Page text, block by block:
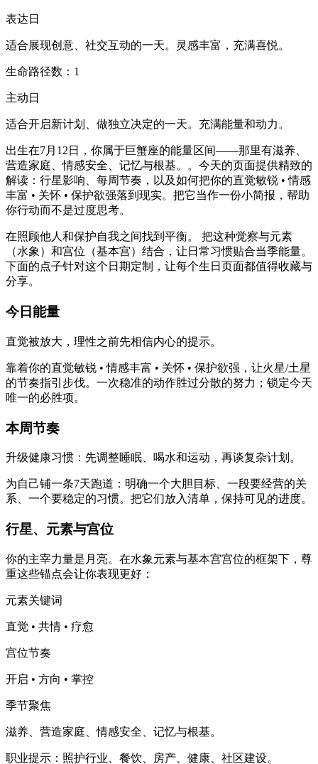
表达日
适合展现创意、社交互动的一天。灵感丰富，充满喜悦。
生命路径数：1
主动日
适合开启新计划、做独立决定的一天。充满能量和动力。
出生在7月12日，你属于巨蟹座的能量区间——那里有滋养、
营造家庭、情感安全、记忆与根基。。今天的页面提供精致的
解读：行星影响、每周节奏，以及如何把你的直觉敏锐 • 情感
丰富 • 关怀 • 保护欲强落到现实。把它当作一份小简报，帮助
你行动而不是过度思考。
在照顾他人和保护自我之间找到平衡。 把这种觉察与元素
（水象）和宫位（基本宫）结合，让日常习惯贴合当季能量。
下面的点子针对这个日期定制，让每个生日页面都值得收藏与
分享。
今日能量
直觉被放大，理性之前先相信内心的提示。
靠着你的直觉敏锐 • 情感丰富 • 关怀 • 保护欲强，让火星/土星
的节奏指引步伐。一次稳准的动作胜过分散的努力；锁定今天
唯一的必胜项。
本周节奏
升级健康习惯：先调整睡眠、喝水和运动，再谈复杂计划。
为自己铺一条7天跑道：明确一个大胆目标、一段要经营的关
系、一个要稳定的习惯。把它们放入清单，保持可见的进度。
行星、元素与宫位
你的主宰力量是月亮。在水象元素与基本宫宫位的框架下，尊
重这些锚点会让你表现更好：
元素关键词
直觉 • 共情 • 疗愈
宫位节奏
开启 • 方向 • 掌控
季节聚焦
滋养、营造家庭、情感安全、记忆与根基。
职业提示：照护行业、餐饮、房产、健康、社区建设。